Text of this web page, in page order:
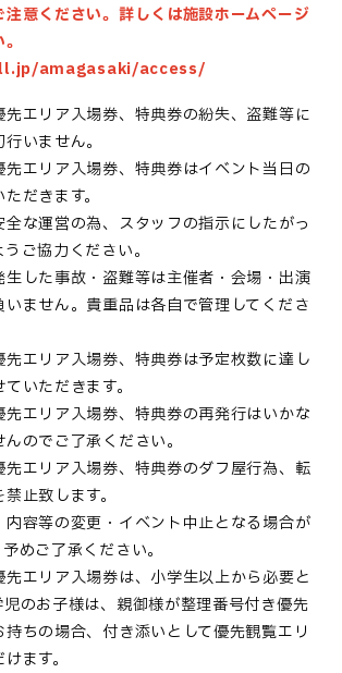
意ください。詳しくは施設ホームページ
amagasaki/access/
エリア入場券、特典券の紛失、盗難等に
いません。
エリア入場券、特典券はイベント当日の
だきます。
な運営の為、スタッフの指示にしたがっ
ご協力ください。
した事故・盗難等は主催者・会場・出演
ません。貴重品は各自で管理してくださ
エリア入場券、特典券は予定枚数に達し
いただきます。
エリア入場券、特典券の再発行はいかな
のでご了承ください。
エリア入場券、特典券のダフ屋行為、転
止致します。
容等の変更・イベント中止となる場合が
めご了承ください。
エリア入場券は、小学生以上から必要と
のお子様は、親御様が整理番号付き優先
ちの場合、付き添いとして優先観覧エリ
ます。